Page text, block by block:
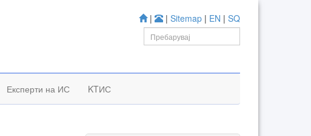
| | Sitemap | EN | SQ
Експерти на ИС KTИС